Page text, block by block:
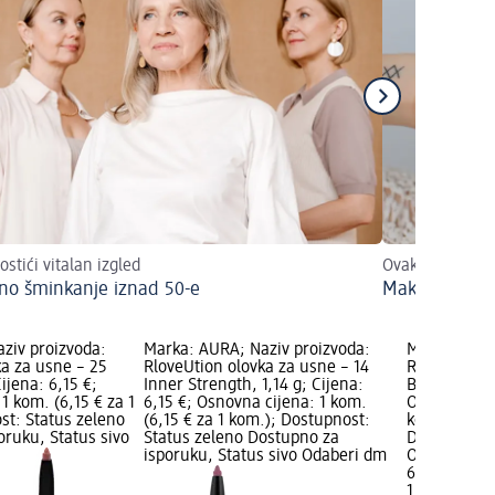
vitalan izgled
šminkanje iznad 50-e
Ovako ćete
Make up za
proizvoda:
za usne – 25
6,15 €;
kom. (6,15 € za 1
Status zeleno
Status sivo
Marka: AURA; Naziv proizvoda:
RloveUtion olovka za usne – 14
Inner Strength, 1,14 g; Cijena:
6,15 €; Osnovna cijena: 1 kom.
(6,15 € za 1 kom.); Dostupnost:
Status zeleno Dostupno za
isporuku, Status sivo Odaberi dm
Marka:
RloveUtion
Blush
Osnovna
kom.);
Dostupno
Odaberi
6,15 €